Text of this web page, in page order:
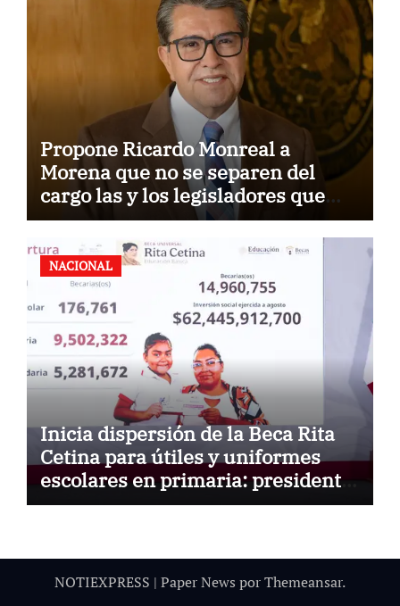
Propone Ricardo Monreal a
Morena que no se separen del
cargo las y los legisladores que
quieren reelegirse
NACIONAL
Inicia dispersión de la Beca Rita
Cetina para útiles y uniformes
escolares en primaria: presidenta
Claudia Sheinbaum
NOTIEXPRESS | Paper News porThemeansar.